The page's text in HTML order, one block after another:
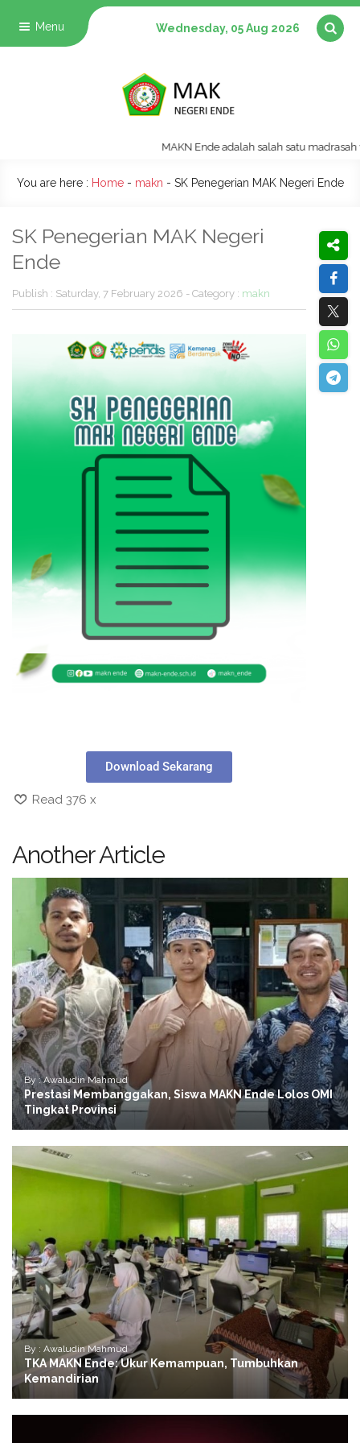
Menu Wednesday, 05 Aug 2026
MAKN Ende adalah salah satu madrasah
You are here : Home- makn - SK Penegerian MAK Negeri Ende
SK Penegerian MAK Negeri
Ende
Publish : Saturday, 7 February 2026 - Category : makn
Download Sekarang
Read 376 x
Another Article
By : Awaludin Mahmud
Prestasi Membanggakan, Siswa MAKN Ende Lolos OMI
Tingkat Provinsi
By : Awaludin Mahmud
TKA MAKN Ende: Ukur Kemampuan, Tumbuhkan
Kemandirian